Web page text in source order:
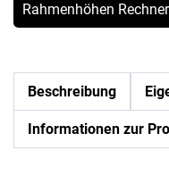
Rahmenhöhen Rechner
Beschreibung
Informationen zur